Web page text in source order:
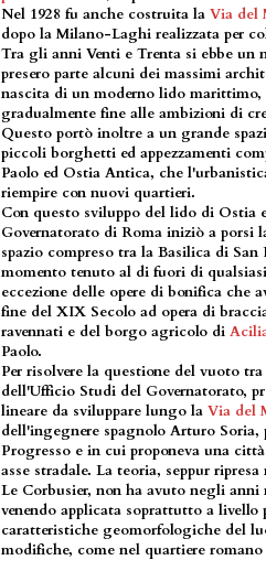
Nel 1928 fu anche costruita la Via del
dopo la Milano-Laghi realizzata per
Tra gli anni Venti e Trenta si ebbe
presero parte alcuni dei massimi
nascita di un moderno lido marittimo,
gradualmente fine alle ambizioni di
Questo portò inoltre a un grande
piccoli borghetti ed appezzamenti
Paolo ed Ostia Antica, che
riempire con nuovi quartieri.
Con questo sviluppo del lido di Ostia
Governatorato di Roma iniziò a porsi
spazio compreso tra la Basilica di
momento tenuto al di fuori di
eccezione delle opere di bonifica che
fine del XIX Secolo ad opera di
ravennati e del borgo agricolo di
Paolo.
Per risolvere la questione del vuoto
dell'Ufficio Studi del Governatorato,
lineare da sviluppare lungo la Via del
dell'ingegnere spagnolo Arturo
Progresso e in cui proponeva una
asse stradale. La teoria, seppur
Le Corbusier, non ha avuto negli
venendo applicata soprattutto a
caratteristiche geomorfologiche del
modifiche, come nel quartiere romano